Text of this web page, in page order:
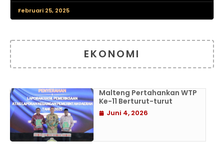
Februari 25, 2025
EKONOMI
Malteng Pertahankan WTP
Ke-11 Berturut-turut
Juni 4, 2026